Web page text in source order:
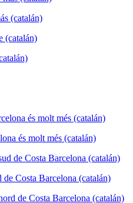
(catalán)
és molt més (catalán)
de Costa Barcelona (catalán)